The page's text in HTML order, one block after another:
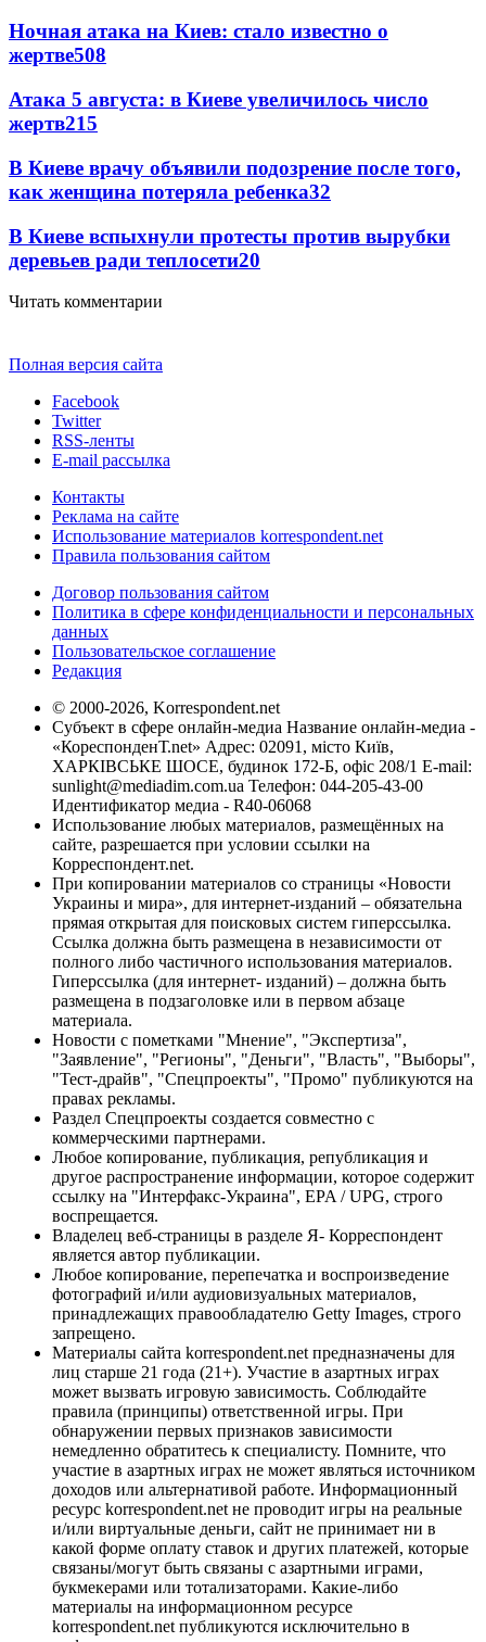
Ночная атака на Киев: стало известно о
жертве508
Атака 5 августа: в Киеве увеличилось число
жертв215
В Киеве врачу объявили подозрение после того,
как женщина потеряла ребенка32
В Киеве вспыхнули протесты против вырубки
деревьев ради теплосети20
Читать комментарии
Полная версия сайта
Facebook
Twitter
RSS-ленты
E-mail рассылка
Контакты
Реклама на сайте
Использование материалов korrespondent.net
Правила пользования сайтом
Договор пользования сайтом
Политика в сфере конфиденциальности и персональных
данных
Пользовательское соглашение
Редакция
© 2000-2026, Korrespondent.net
Субъект в сфере онлайн-медиа Название онлайн-медиа -
«КореспонденТ.net» Адрес: 02091, місто Київ,
ХАРКІВСЬКЕ ШОСЕ, будинок 172-Б, офіс 208/1 E-mail:
sunlight@mediadim.com.ua Телефон: 044-205-43-00
Идентификатор медиа - R40-06068
Использование любых материалов, размещённых на
сайте, разрешается при условии ссылки на
Корреспондент.net.
При копировании материалов со страницы «Новости
Украины и мира», для интернет-изданий – обязательна
прямая открытая для поисковых систем гиперссылка.
Ссылка должна быть размещена в независимости от
полного либо частичного использования материалов.
Гиперссылка (для интернет- изданий) – должна быть
размещена в подзаголовке или в первом абзаце
материала.
Новости с пометками "Мнение", "Экспертиза",
"Заявление", "Регионы", "Деньги", "Власть", "Выборы",
"Тест-драйв", "Спецпроекты", "Промо" публикуются на
правах рекламы.
Раздел Спецпроекты создается совместно с
коммерческими партнерами.
Любое копирование, публикация, републикация и
другое распространение информации, которое содержит
ссылку на "Интерфакс-Украина", EPA / UPG, строго
воспрещается.
Владелец веб-страницы в разделе Я- Корреспондент
является автор публикации.
Любое копирование, перепечатка и воспроизведение
фотографий и/или аудиовизуальных материалов,
принадлежащих правообладателю Getty Images, строго
запрещено.
Материалы сайта korrespondent.net предназначены для
лиц старше 21 года (21+). Участие в азартных играх
может вызвать игровую зависимость. Соблюдайте
правила (принципы) ответственной игры. При
обнаружении первых признаков зависимости
немедленно обратитесь к специалисту. Помните, что
участие в азартных играх не может являться источником
доходов или альтернативой работе. Информационный
ресурс korrespondent.net не проводит игры на реальные
и/или виртуальные деньги, сайт не принимает ни в
какой форме оплату ставок и других платежей, которые
связаны/могут быть связаны с азартными играми,
букмекерами или тотализаторами. Какие-либо
материалы на информационном ресурсе
korrespondent.net публикуются исключительно в